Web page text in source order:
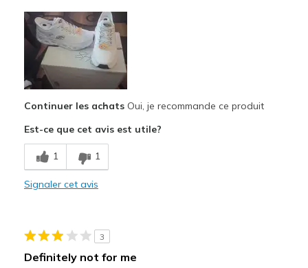
Attractive Design
Comfortable
Les meilleures utilisations
Casual Wear
Travel
Width
Continuer les achatsOui, je recommande ce produit
Est-ce que cet avis est utile?
1 1
Signaler cet avis
3
Definitely not for me